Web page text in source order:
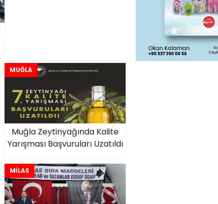
MUĞLA
Muğla Zeytinyağında Kalite
Yarışması Başvuruları Uzatıldı
MİLAS